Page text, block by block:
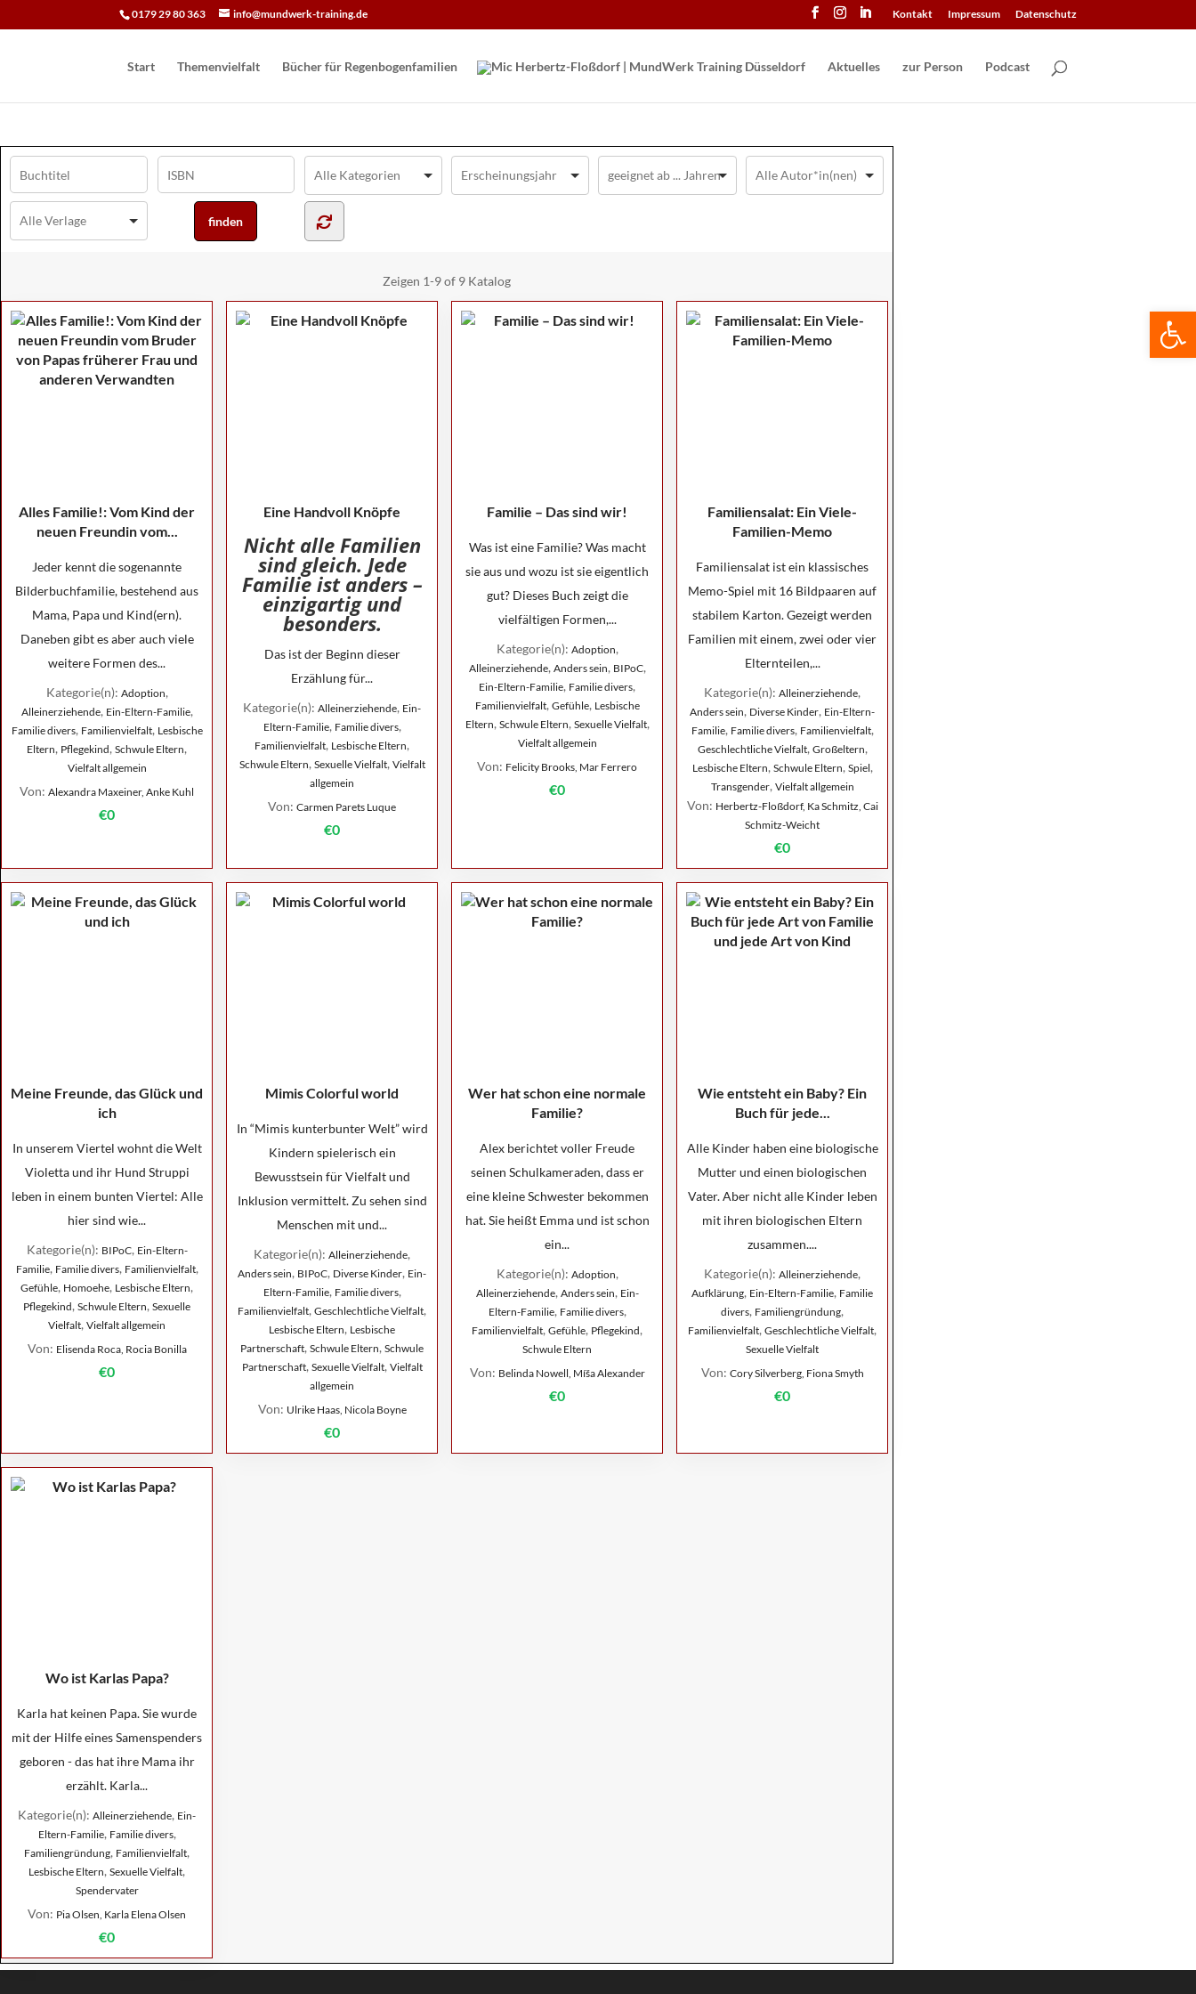
0179 29 80 363 info@mundwerk-training.de Kontakt Impressum Datenschutz
Start Themenvielfalt Bücher für Regen­bogen­familien Aktuelles zur Person Podcast
Zeigen 1-9 of 9 Katalog
Alles Familie!: Vom Kind der
neuen Freundin vom...
Jeder kennt die sogenannte
Bilderbuchfamilie, bestehend aus
Mama, Papa und Kind(ern).
Daneben gibt es aber auch viele
weitere Formen des...
Kategorie(n): Adoption,
Alleinerziehende, Ein-Eltern-Familie,
Familie divers, Familienvielfalt, Lesbische
Eltern, Pflegekind, Schwule Eltern,
Vielfalt allgemein
Von: Alexandra Maxeiner, Anke Kuhl
€0
Eine Handvoll Knöpfe
Nicht alle Familien
sind gleich. Jede
Familie ist anders –
einzigartig und
besonders.
Das ist der Beginn dieser
Erzählung für...
Kategorie(n): Alleinerziehende, Ein-
Eltern-Familie, Familie divers,
Familienvielfalt, Lesbische Eltern,
Schwule Eltern, Sexuelle Vielfalt, Vielfalt
allgemein
Von: Carmen Parets Luque
€0
Familie – Das sind wir!
Was ist eine Familie? Was macht
sie aus und wozu ist sie eigentlich
gut? Dieses Buch zeigt die
vielfältigen Formen,...
Kategorie(n): Adoption,
Alleinerziehende, Anders sein, BIPoC,
Ein-Eltern-Familie, Familie divers,
Familienvielfalt, Gefühle, Lesbische
Eltern, Schwule Eltern, Sexuelle Vielfalt,
Vielfalt allgemein
Von: Felicity Brooks, Mar Ferrero
€0
Familiensalat: Ein Viele-
Familien-Memo
Familiensalat ist ein klassisches
Memo-Spiel mit 16 Bildpaaren auf
stabilem Karton. Gezeigt werden
Familien mit einem, zwei oder vier
Elternteilen,...
Kategorie(n): Alleinerziehende,
Anders sein, Diverse Kinder, Ein-Eltern-
Familie, Familie divers, Familienvielfalt,
Geschlechtliche Vielfalt, Großeltern,
Lesbische Eltern, Schwule Eltern, Spiel,
Transgender, Vielfalt allgemein
Von: Herbertz-Floßdorf, Ka Schmitz, Cai
Schmitz-Weicht
€0
Meine Freunde, das Glück und
ich
In unserem Viertel wohnt die Welt
Violetta und ihr Hund Struppi
leben in einem bunten Viertel: Alle
hier sind wie...
Kategorie(n): BIPoC, Ein-Eltern-
Familie, Familie divers, Familienvielfalt,
Gefühle, Homoehe, Lesbische Eltern,
Pflegekind, Schwule Eltern, Sexuelle
Vielfalt, Vielfalt allgemein
Von: Elisenda Roca, Rocia Bonilla
€0
Mimis Colorful world
In “Mimis kunterbunter Welt” wird
Kindern spielerisch ein
Bewusstsein für Vielfalt und
Inklusion vermittelt. Zu sehen sind
Menschen mit und...
Kategorie(n): Alleinerziehende,
Anders sein, BIPoC, Diverse Kinder, Ein-
Eltern-Familie, Familie divers,
Familienvielfalt, Geschlechtliche Vielfalt,
Lesbische Eltern, Lesbische
Partnerschaft, Schwule Eltern, Schwule
Partnerschaft, Sexuelle Vielfalt, Vielfalt
allgemein
Von: Ulrike Haas, Nicola Boyne
€0
Wer hat schon eine normale
Familie?
Alex berichtet voller Freude
seinen Schulkameraden, dass er
eine kleine Schwester bekommen
hat. Sie heißt Emma und ist schon
ein...
Kategorie(n): Adoption,
Alleinerziehende, Anders sein, Ein-
Eltern-Familie, Familie divers,
Familienvielfalt, Gefühle, Pflegekind,
Schwule Eltern
Von: Belinda Nowell, Míša Alexander
€0
Wie entsteht ein Baby? Ein
Buch für jede...
Alle Kinder haben eine biologische
Mutter und einen biologischen
Vater. Aber nicht alle Kinder leben
mit ihren biologischen Eltern
zusammen....
Kategorie(n): Alleinerziehende,
Aufklärung, Ein-Eltern-Familie, Familie
divers, Familiengründung,
Familienvielfalt, Geschlechtliche Vielfalt,
Sexuelle Vielfalt
Von: Cory Silverberg, Fiona Smyth
€0
Wo ist Karlas Papa?
Karla hat keinen Papa. Sie wurde
mit der Hilfe eines Samenspenders
geboren - das hat ihre Mama ihr
erzählt. Karla...
Kategorie(n): Alleinerziehende, Ein-
Eltern-Familie, Familie divers,
Familiengründung, Familienvielfalt,
Lesbische Eltern, Sexuelle Vielfalt,
Spendervater
Von: Pia Olsen, Karla Elena Olsen
€0